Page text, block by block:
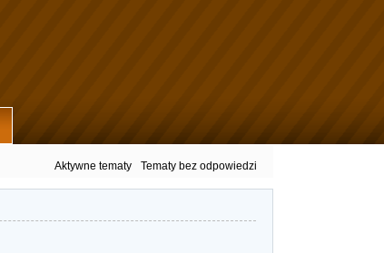
Aktywne tematy Tematy bez odpowiedzi